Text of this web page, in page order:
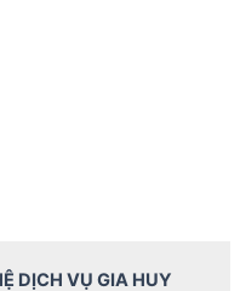
DỊCH VỤ GIA HUY